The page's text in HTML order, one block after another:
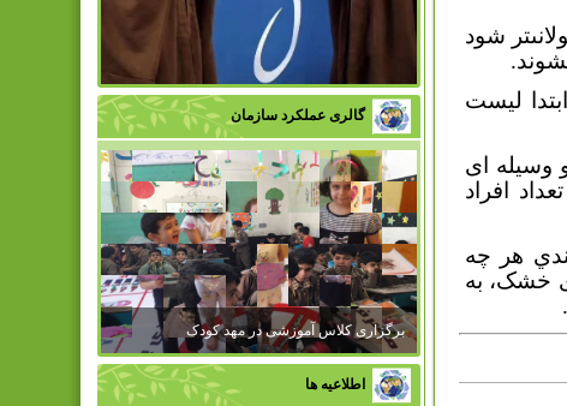
‏شود
ليست
وسیله ای
افراد
هر چه
خشک، به
گالری عملکرد سازمان
برگزاری کلاس آموزشی در مهد کودک
اطلاعیه ها